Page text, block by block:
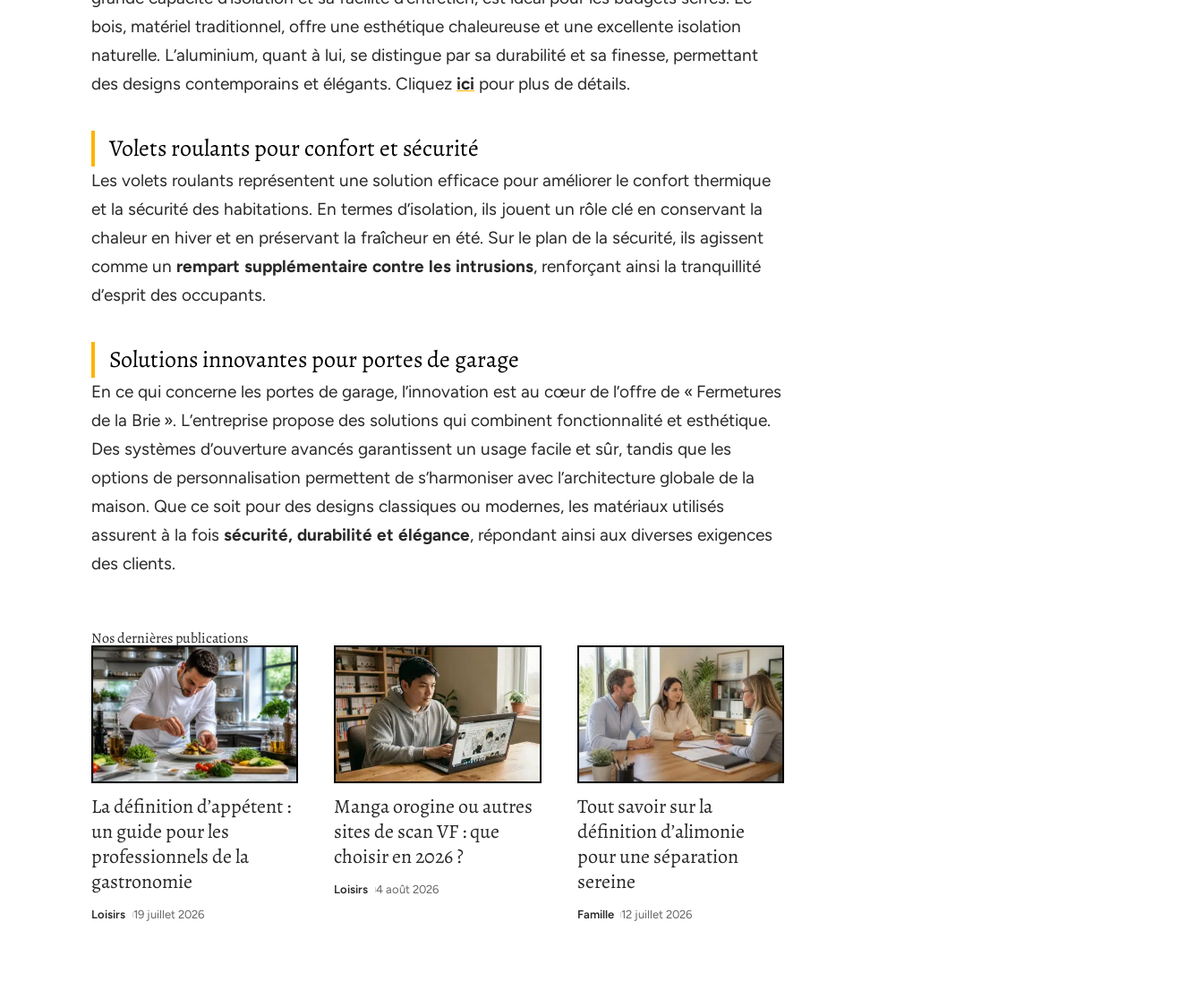
bois, matériel traditionnel, offre une esthétique chaleureuse et une excellente isolation
naturelle. L’aluminium, quant à lui, se distingue par sa durabilité et sa finesse, permettant
des designs contemporains et élégants. Cliquez ici pour plus de détails.
Volets roulants pour confort et sécurité
Les volets roulants représentent une solution efficace pour améliorer le confort thermique
et la sécurité des habitations. En termes d’isolation, ils jouent un rôle clé en conservant la
chaleur en hiver et en préservant la fraîcheur en été. Sur le plan de la sécurité, ils agissent
comme un rempart supplémentaire contre les intrusions, renforçant ainsi la tranquillité
d’esprit des occupants.
Solutions innovantes pour portes de garage
En ce qui concerne les portes de garage, l’innovation est au cœur de l’offre de « Fermetures
de la Brie ». L’entreprise propose des solutions qui combinent fonctionnalité et esthétique.
Des systèmes d’ouverture avancés garantissent un usage facile et sûr, tandis que les
options de personnalisation permettent de s’harmoniser avec l’architecture globale de la
maison. Que ce soit pour des designs classiques ou modernes, les matériaux utilisés
assurent à la fois sécurité, durabilité et élégance, répondant ainsi aux diverses exigences
des clients.
Nos dernières publications
La définition d’appétent :
un guide pour les
professionnels de la
gastronomie
Loisirs 19 juillet 2026
Manga orogine ou autres
sites de scan VF : que
choisir en 2026 ?
Loisirs 4 août 2026
Tout savoir sur la
définition d’alimonie
pour une séparation
sereine
Famille 12 juillet 2026